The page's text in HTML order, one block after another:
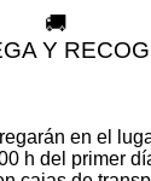
🚚
Y
en el
h del primer